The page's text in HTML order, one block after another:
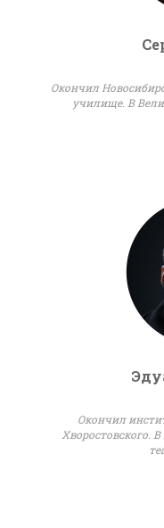
Окончил
училище. В
Окончил
Хворостовского.